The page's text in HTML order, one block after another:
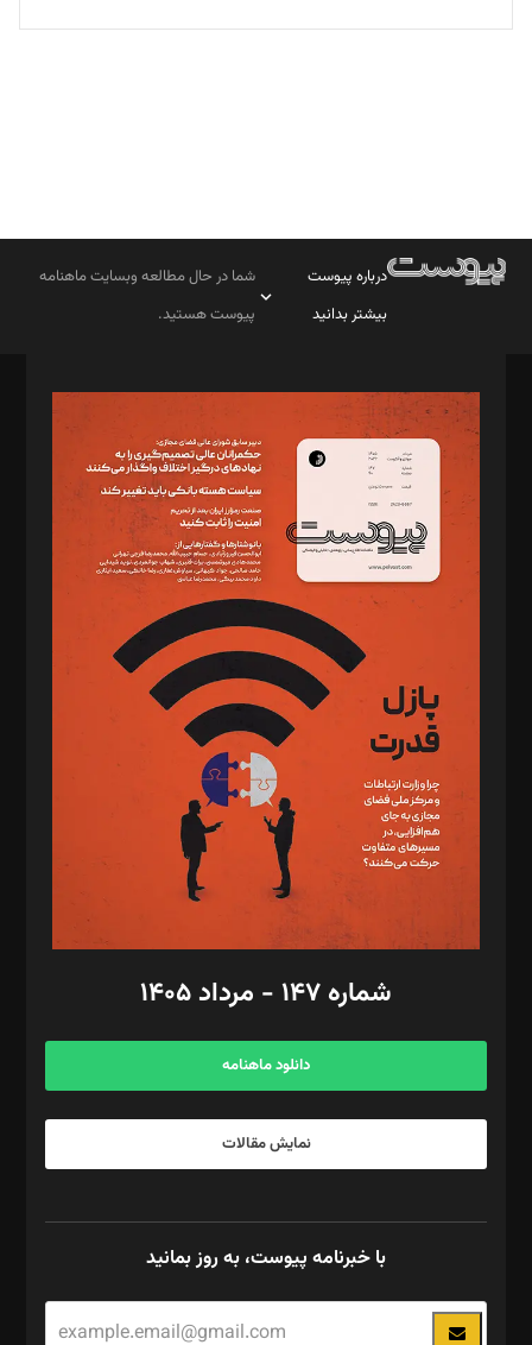
تحریریه
درباره پیوست
بیشتر بدانید
شما در حال مطالعه وبسایت ماهنامه
پیوست هستید.
مدیر مسئول: محمدباقر اثنی‌عشری
سردبیر: مهرک محمودی
دبیر تحریریه: میثم قاسمی
د‌بیر ناداستان: سمانه سمیع
د‌بیر خدمت و تجارت: ابوالفضل رجبی
د‌بیر حقوق فناوری: حسام‌الدین ایپکچی
د‌بیر پیوست جهان: مینا پاکدل
د‌بیر تحریریه آنلاین: بابک نقاش
تحریریه‌: مجتبی محمود‌ی، آرش برهمند، یسنا امان‌پور، سروش کرمیان،
مصطفی مسجدی آرانی، ابوالفضل رجبی، زهرا فکرانه، فائزه فتحی
رستمی،مصطفی باستان
ویرایش: نگار استاد‌‌آقا
طراح یونیفرم: مجید توکلی
فیلمبرداری و عکاسی: امیر شفیعی، مانی لطفی زاده
گرافیک و صفحه‌آرایی: سید‌سبحان‌علی ثابت
مد‌یر توسعه تجاری: کامبیز برید‌
امور مالی: شاپور رهبری، محمد‌ کاظمی‌نیا
آگهی و مشترکین: ۰۹۱۹۹۹۹۰۴۵۴
شماره ۱۴۷ - مرداد ۱۴۰۵
دانلود ماهنامه
نمایش مقالات
با خبرنامه پیوست، به روز بمانید